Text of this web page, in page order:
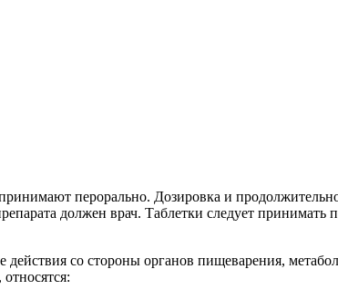
перорально. Дозировка и
должен врач. Таблетки следует
со стороны органов пищеварения,